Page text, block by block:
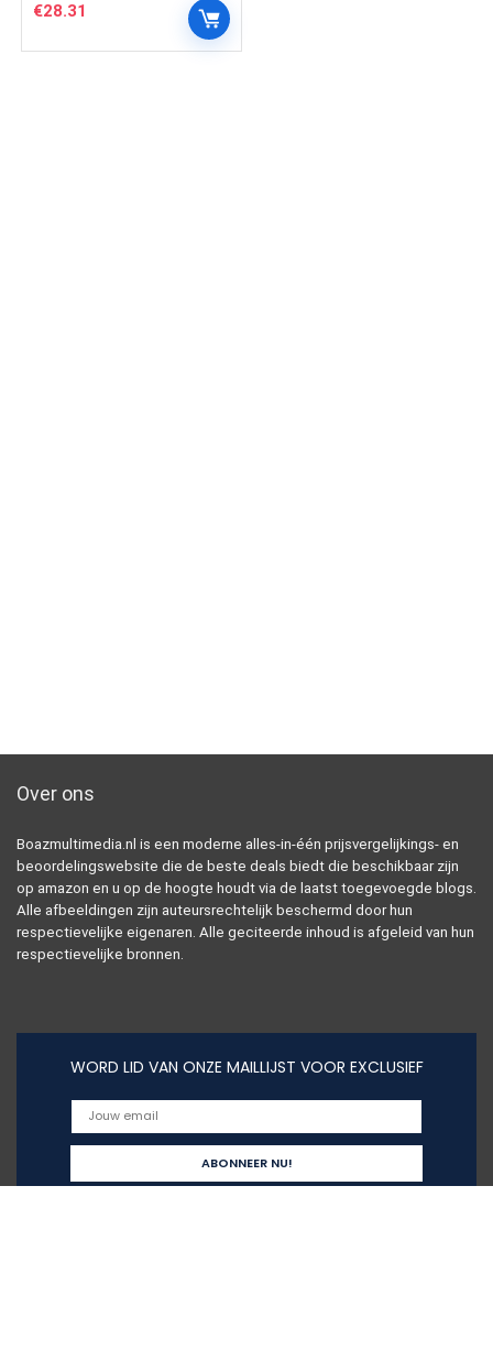
€28.31
Over ons
Boazmultimedia.nl is een moderne alles-in-één prijsvergelijkings- en
beoordelingswebsite die de beste deals biedt die beschikbaar zijn
op amazon en u op de hoogte houdt via de laatst toegevoegde blogs.
Alle afbeeldingen zijn auteursrechtelijk beschermd door hun
respectievelijke eigenaren. Alle geciteerde inhoud is afgeleid van hun
respectievelijke bronnen.
WORD LID VAN ONZE MAILLIJST VOOR EXCLUSIEF